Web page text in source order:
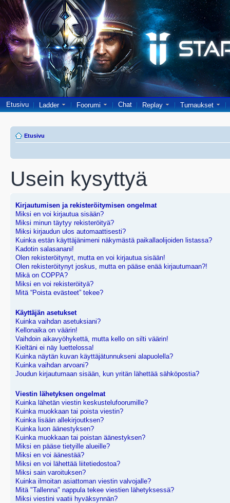
Etusivu Ladder Foorumi Chat Replay Turnaukset
Etusivu
Usein kysyttyä
Kirjautumisen ja rekisteröitymisen ongelmat
Miksi en voi kirjautua sisään?
Miksi minun täytyy rekisteröityä?
Miksi kirjaudun ulos automaattisesti?
Kuinka estän käyttäjänimeni näkymästä paikallaolijoiden listassa?
Kadotin salasanani!
Olen rekisteröitynyt, mutta en voi kirjautua sisään!
Olen rekisteröitynyt joskus, mutta en pääse enää kirjautumaan?!
Mikä on COPPA?
Miksi en voi rekisteröityä?
Mitä “Poista evästeet” tekee?
Käyttäjän asetukset
Kuinka vaihdan asetuksiani?
Kellonaika on väärin!
Vaihdoin aikavyöhykettä, mutta kello on silti väärin!
Kieltäni ei näy luettelossa!
Kuinka näytän kuvan käyttäjätunnukseni alapuolella?
Kuinka vaihdan arvoani?
Joudun kirjautumaan sisään, kun yritän lähettää sähköpostia?
Viestin lähetyksen ongelmat
Kuinka lähetän viestin keskustelufoorumille?
Kuinka muokkaan tai poista viestin?
Kuinka lisään allekirjoutksen?
Kuinka luon äänestyksen?
Kuinka muokkaan tai poistan äänestyksen?
Miksi en pääse tietyille alueille?
Miksi en voi äänestää?
Miksi en voi lähettää liitetiedostoa?
Miksi sain varoituksen?
Kuinka ilmoitan asiattoman viestin valvojalle?
Mitä "Tallenna" nappula tekee viestien lähetyksessä?
Miksi viestini vaatii hyväksynnän?